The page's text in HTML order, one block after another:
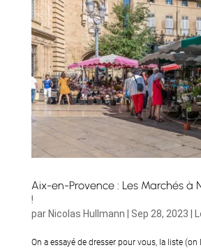
Aix-en-Provence : Les Marchés à
!
par Nicolas Hullmann Sep 28, 2023
On a essayé de dresser pour vous, la liste (on